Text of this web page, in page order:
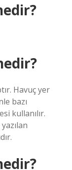
Havuç yer
bazı
kullanılır.